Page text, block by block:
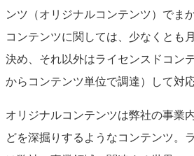
ンツ（オリジナルコンテンツ）でま
コンテンツに関しては、少なくとも
決め、それ以外はライセンスドコン
からコンテンツ単位で調達）して対
オリジナルコンテンツは弊社の事業
どを深掘りするようなコンテンツ。